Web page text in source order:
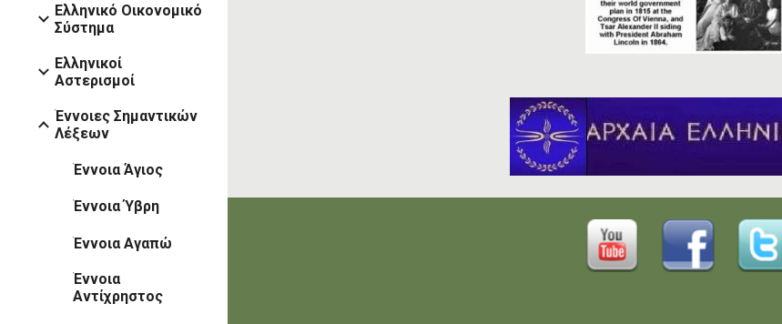
Ελληνικό Οικονομικό
Σύστημα
Ελληνικοί
Αστερισμοί
Έννοιες Σημαντικών
Λέξεων
Έννοια Άγιος
Έννοια Ύβρη
Έννοια Αγαπώ
Έννοια
Αντίχρηστος